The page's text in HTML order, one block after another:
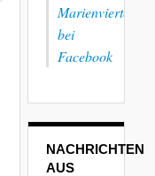
Marienviertel
bei
Facebook
NACHRICHTEN
AUS